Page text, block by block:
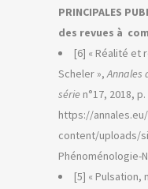
PRINCIPALES
des revues à
[6] « Réalité et
Scheler »,Annales
série n°17, 2018,
https://
content/uploads/
Phénoménologie-
[5] «